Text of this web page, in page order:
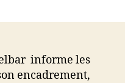
informe les
encadrement,